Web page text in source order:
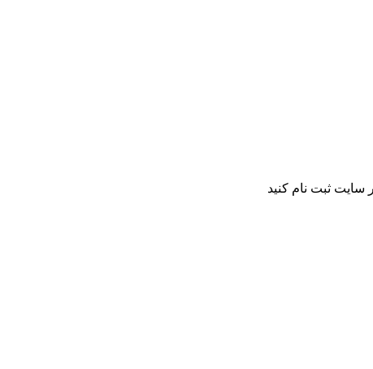
ثبت نام کنید